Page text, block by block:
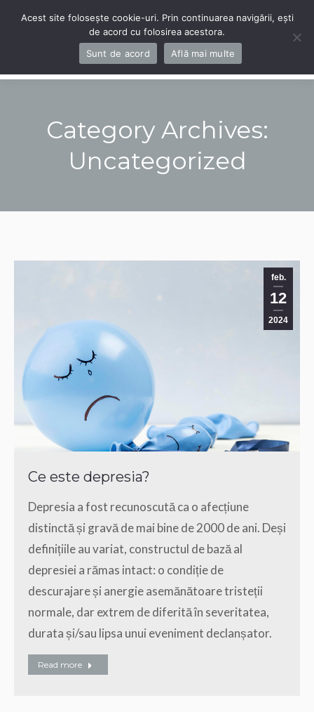
Navigation
Category Archives:
Uncategorized
feb.
12
2024
Ce este depresia?
Depresia a fost recunoscută ca o afecțiune
distinctă și gravă de mai bine de 2000 de ani. Deși
definițiile au variat, constructul de bază al
depresiei a rămas intact: o condiție de
descurajare și anergie asemănătoare tristeții
normale, dar extrem de diferită în severitatea,
durata și/sau lipsa unui eveniment declanșator.
Read more
Acest site folosește cookie-uri. Prin continuarea navigării, ești
de acord cu folosirea acestora.
Sunt de acord
Află mai multe